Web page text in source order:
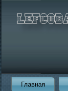
Главная